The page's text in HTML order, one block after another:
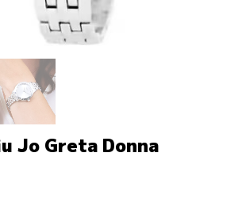
Jo Greta Donna